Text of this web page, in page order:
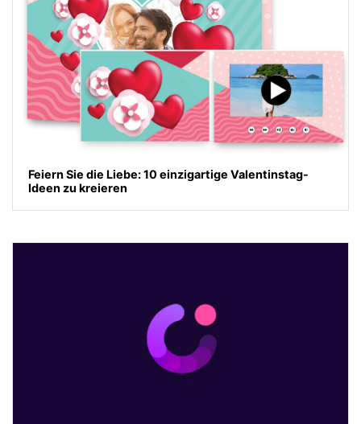
Feiern Sie die Liebe: 10 einzigartige Valentinstag-
Ideen zu kreieren